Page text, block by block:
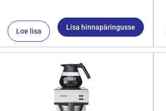
Loe lisa Lisa hinnapäringusse